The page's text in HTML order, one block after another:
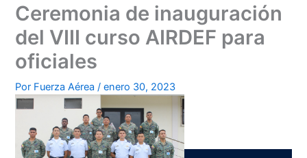
Ceremonia de inauguración
del VIII curso AIRDEF para
oficiales
Por Fuerza Aérea/enero 30, 2023